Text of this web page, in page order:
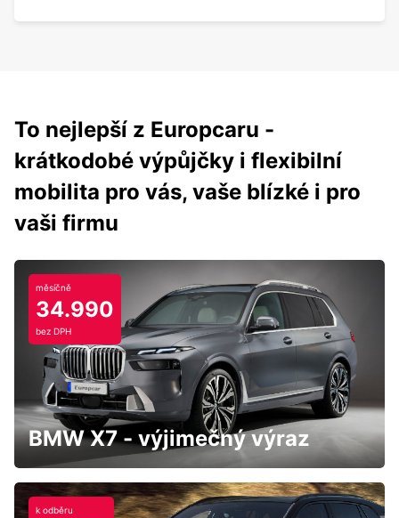
To nejlepší z Europcaru -
krátkodobé výpůjčky i flexibilní
mobilita pro vás, vaše blízké i pro
vaši firmu
měsíčně
34.990
bez DPH
BMW X7 - výjimečný výraz
k odběru